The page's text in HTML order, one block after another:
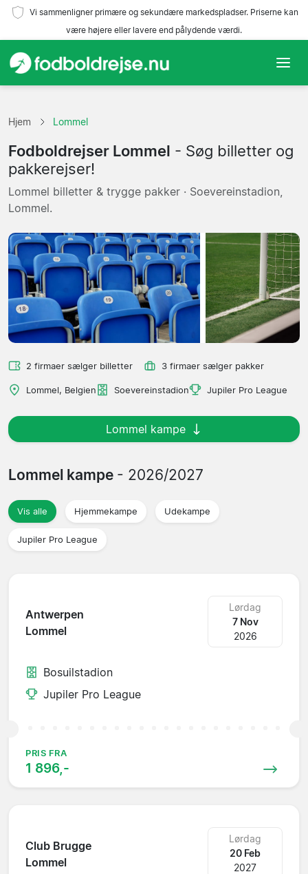
Vi sammenligner primære og sekundære markedspladser. Priserne kan
være højere eller lavere end pålydende værdi.
Hold
Ligaer
Rejsebureauer
Hjem Lommel
Fodboldrejser Lommel - Søg billetter og
pakkerejser!
Lommel billetter & trygge pakker · Soevereinstadion,
Lommel.
2 firmaer sælger billetter 3 firmaer sælger pakker
Lommel, Belgien Soevereinstadion Jupiler Pro League
Lommel kampe
Lommel kampe - 2026/2027
Vis alle Hjemmekampe Udekampe
Jupiler Pro League
Antwerpen
Lommel
Lørdag
7 Nov
2026
Bosuilstadion
Jupiler Pro League
PRIS FRA
1 896,-
Club Brugge
Lommel
Lørdag
20 Feb
2027